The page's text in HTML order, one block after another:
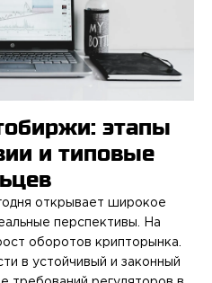
этапы
и типовые
открывает широкое
перспективы. На
оборотов крипторынка.
в устойчивый и законный